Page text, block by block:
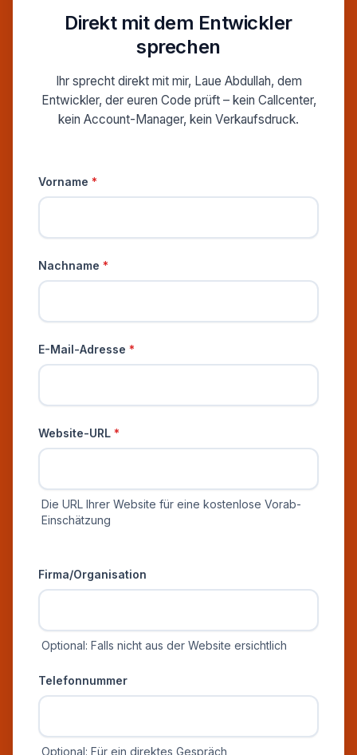
Direkt mit dem Entwickler
sprechen
Ihr sprecht direkt mit mir, Laue Abdullah, dem
Entwickler, der euren Code prüft – kein Callcenter,
kein Account-Manager, kein Verkaufsdruck.
Vorname *
Nachname *
E-Mail-Adresse *
Website-URL *
Die URL Ihrer Website für eine kostenlose Vorab-
Einschätzung
Firma/Organisation
Optional: Falls nicht aus der Website ersichtlich
Telefonnummer
Optional: Für ein direktes Gespräch